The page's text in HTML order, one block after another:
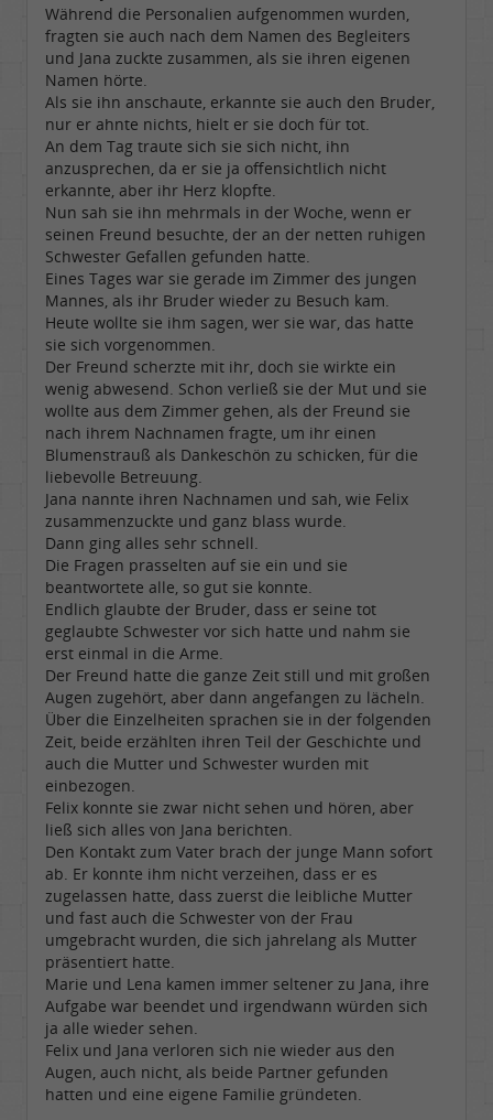
Während die Personalien aufgenommen wurden,
fragten sie auch nach dem Namen des Begleiters
und Jana zuckte zusammen, als sie ihren eigenen
Namen hörte.
Als sie ihn anschaute, erkannte sie auch den Bruder,
nur er ahnte nichts, hielt er sie doch für tot.
An dem Tag traute sich sie sich nicht, ihn
anzusprechen, da er sie ja offensichtlich nicht
erkannte, aber ihr Herz klopfte.
Nun sah sie ihn mehrmals in der Woche, wenn er
seinen Freund besuchte, der an der netten ruhigen
Schwester Gefallen gefunden hatte.
Eines Tages war sie gerade im Zimmer des jungen
Mannes, als ihr Bruder wieder zu Besuch kam.
Heute wollte sie ihm sagen, wer sie war, das hatte
sie sich vorgenommen.
Der Freund scherzte mit ihr, doch sie wirkte ein
wenig abwesend. Schon verließ sie der Mut und sie
wollte aus dem Zimmer gehen, als der Freund sie
nach ihrem Nachnamen fragte, um ihr einen
Blumenstrauß als Dankeschön zu schicken, für die
liebevolle Betreuung.
Jana nannte ihren Nachnamen und sah, wie Felix
zusammenzuckte und ganz blass wurde.
Dann ging alles sehr schnell.
Die Fragen prasselten auf sie ein und sie
beantwortete alle, so gut sie konnte.
Endlich glaubte der Bruder, dass er seine tot
geglaubte Schwester vor sich hatte und nahm sie
erst einmal in die Arme.
Der Freund hatte die ganze Zeit still und mit großen
Augen zugehört, aber dann angefangen zu lächeln.
Über die Einzelheiten sprachen sie in der folgenden
Zeit, beide erzählten ihren Teil der Geschichte und
auch die Mutter und Schwester wurden mit
einbezogen.
Felix konnte sie zwar nicht sehen und hören, aber
ließ sich alles von Jana berichten.
Den Kontakt zum Vater brach der junge Mann sofort
ab. Er konnte ihm nicht verzeihen, dass er es
zugelassen hatte, dass zuerst die leibliche Mutter
und fast auch die Schwester von der Frau
umgebracht wurden, die sich jahrelang als Mutter
präsentiert hatte.
Marie und Lena kamen immer seltener zu Jana, ihre
Aufgabe war beendet und irgendwann würden sich
ja alle wieder sehen.
Felix und Jana verloren sich nie wieder aus den
Augen, auch nicht, als beide Partner gefunden
hatten und eine eigene Familie gründeten.